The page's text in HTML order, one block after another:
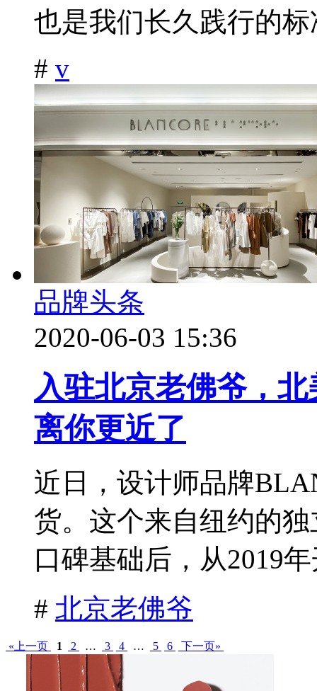
也是我们长久践行的标
# v
品牌头条
2020-06-03 15:36
入驻北京老佛爷，
离你更近了
近日，设计师品牌
货。这个来自纽约的
口碑基础后，从2019
# 北京老佛爷
«上一页 1 2 … 3 4 … 5 6 下一页»